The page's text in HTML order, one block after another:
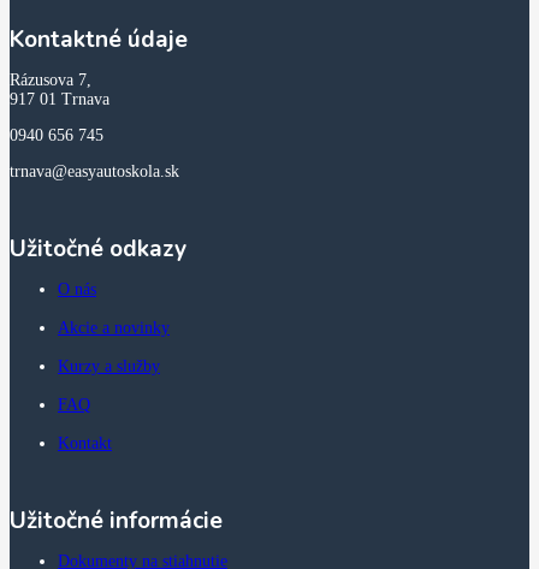
Kontaktné údaje
Rázusova 7,
917 01 Trnava
0940 656 745
trnava@easyautoskola.sk
Užitočné odkazy
O nás
Akcie a novinky
Kurzy a služby
FAQ
Kontakt
Užitočné informácie
Dokumenty na stiahnutie